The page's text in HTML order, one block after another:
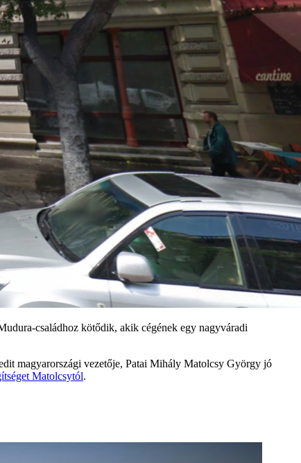
családhoz kötődik, akik cégének egy nagyváradi
magyarországi vezetője, Patai Mihály Matolcsy György jó
Matolcsytól.